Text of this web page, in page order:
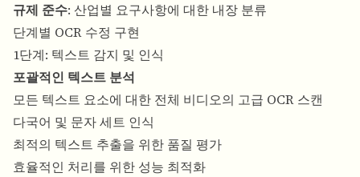
규제 준수: 산업별 요구사항에 대한 내장 분류
단계별 OCR 수정 구현
1단계: 텍스트 감지 및 인식
포괄적인 텍스트 분석
모든 텍스트 요소에 대한 전체 비디오의 고급 OCR 스캔
다국어 및 문자 세트 인식
최적의 텍스트 추출을 위한 품질 평가
효율적인 처리를 위한 성능 최적화